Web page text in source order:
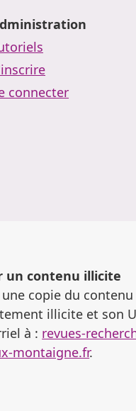
connecter
un contenu illicite
une copie du contenu
illicite et son
à : revues-
montaigne.fr.